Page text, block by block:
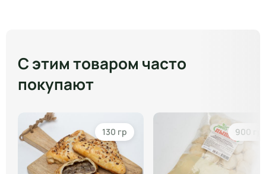
С этим товаром часто
покупают
130 гр 900 гр